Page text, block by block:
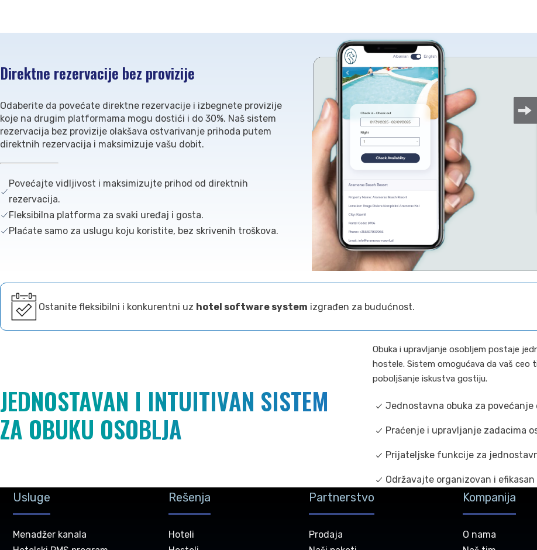
Direktne rezervacije bez provizije
Odaberite da povećate direktne rezervacije i izbegnete provizije
koje na drugim platformama mogu dostići i do 30%. Naš sistem
rezervacija bez provizije olakšava ostvarivanje prihoda putem
direktnih rezervacija i maksimizuje vašu dobit.
Povećajte vidljivost i maksimizujte prihod od direktnih
rezervacija.
Fleksibilna platforma za svaki uređaj i gosta.
Plaćate samo za uslugu koju koristite, bez skrivenih troškova.
Ostanite fleksibilni i konkurentni uz hotel software system izgrađen za budućnost.
JEDNOSTAVAN I INTUITIVAN SISTEM
ZA OBUKU OSOBLJA
Obuka i upravljanje osobljem postaje
hostele. Sistem omogućava da vaš ceo
poboljšanje iskustva gostiju.
Jednostavna obuka za povećanje
Praćenje i upravljanje zadacima
Prijateljske funkcije za
Održavajte organizovan i efikasan
Usluge
Menadžer kanala
Rešenja
Hoteli
Partnerstvo
Prodaja
Kompanija
O nama